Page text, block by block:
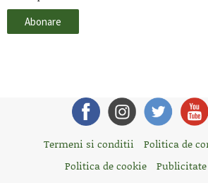
Termeni si conditii
Politica de
Politica de cookie